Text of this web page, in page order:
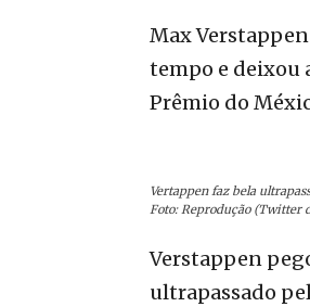
Max
tempo e deixou
Prêmio do
Vertappen faz bela
Foto: Reprodução (Twitter
Verstappen
ultrapassado